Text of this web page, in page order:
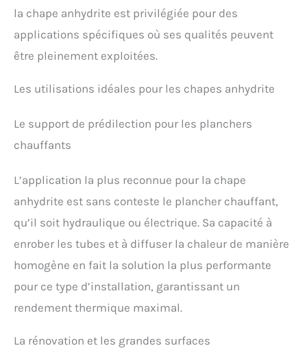
la chape anhydrite est privilégiée pour des
applications spécifiques où ses qualités peuvent
être pleinement exploitées.
Les utilisations idéales pour les chapes anhydrite
Le support de prédilection pour les planchers
chauffants
L’application la plus reconnue pour la chape
anhydrite est sans conteste le plancher chauffant,
qu’il soit hydraulique ou électrique. Sa capacité à
enrober les tubes et à diffuser la chaleur de manière
homogène en fait la solution la plus performante
pour ce type d’installation, garantissant un
rendement thermique maximal.
La rénovation et les grandes surfaces